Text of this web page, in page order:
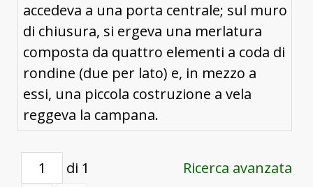
accedeva a una porta centrale; sul muro
di chiusura, si ergeva una merlatura
composta da quattro elementi a coda di
rondine (due per lato) e, in mezzo a
essi, una piccola costruzione a vela
reggeva la campana.
di 1 Ricerca avanzata